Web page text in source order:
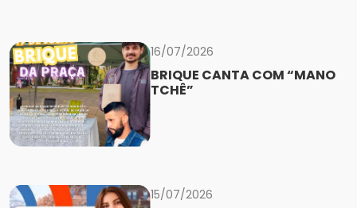
16/07/2026
BRIQUE CANTA COM “MANO
TCHÊ”
15/07/2026